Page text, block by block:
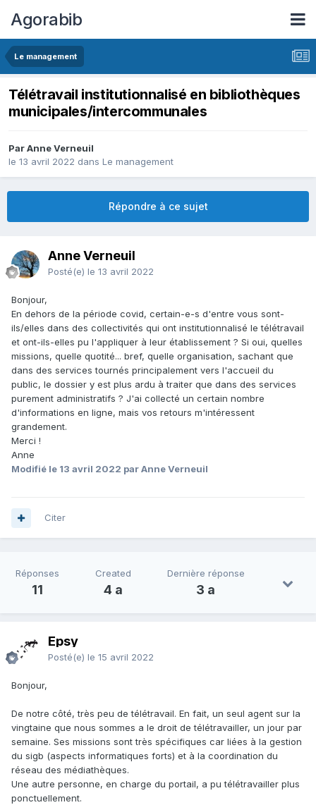
Agorabib
Le management
Télétravail institutionnalisé en bibliothèques
municipales/intercommunales
Par Anne Verneuil
le 13 avril 2022 dans Le management
Répondre à ce sujet
Anne Verneuil
Posté(e) le 13 avril 2022
Bonjour,
En dehors de la période covid, certain-e-s d'entre vous sont-
ils/elles dans des collectivités qui ont institutionnalisé le télétravail
et ont-ils-elles pu l'appliquer à leur établissement ? Si oui, quelles
missions, quelle quotité... bref, quelle organisation, sachant que
dans des services tournés principalement vers l'accueil du
public, le dossier y est plus ardu à traiter que dans des services
purement administratifs ? J'ai collecté un certain nombre
d'informations en ligne, mais vos retours m'intéressent
grandement.
Merci !
Anne
Modifié le 13 avril 2022 par Anne Verneuil
Citer
Réponses
11
Created
4 a
Dernière réponse
3 a
Epsy
Posté(e) le 15 avril 2022
Bonjour,
De notre côté, très peu de télétravail. En fait, un seul agent sur la
vingtaine que nous sommes a le droit de télétravailler, un jour par
semaine. Ses missions sont très spécifiques car liées à la gestion
du sigb (aspects informatiques forts) et à la coordination du
réseau des médiathèques.
Une autre personne, en charge du portail, a pu télétravailler plus
ponctuellement.